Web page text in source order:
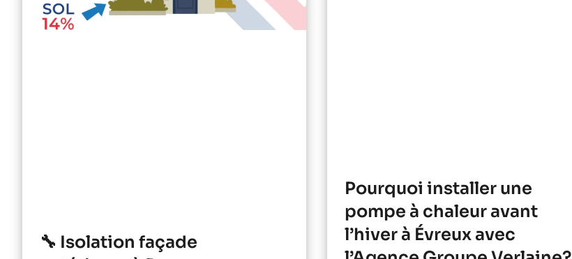
🔧 Isolation façade
Pourquoi installer une
pompe à chaleur avant
l’hiver à Évreux avec